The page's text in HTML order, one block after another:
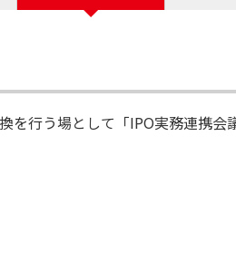
を行う場として「IPO実務連携会